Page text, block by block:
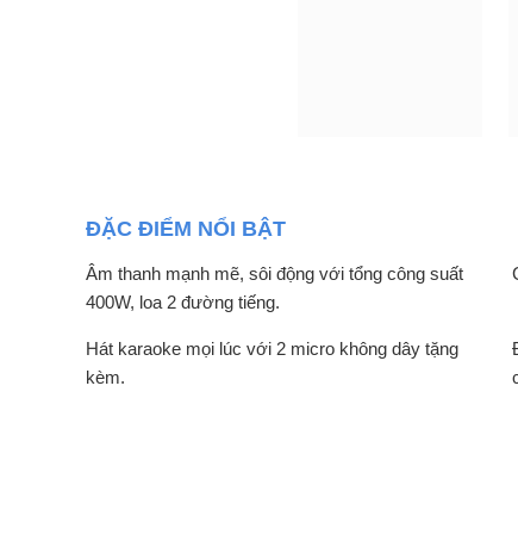
ĐẶC ĐIỂM NỔI BẬT
Âm thanh mạnh mẽ, sôi động với tổng công suất
400W, loa 2 đường tiếng.
Hát karaoke mọi lúc với 2 micro không dây tặng
kèm.